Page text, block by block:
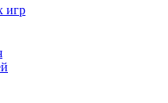
игр